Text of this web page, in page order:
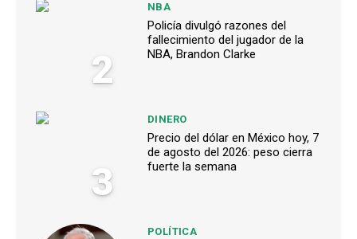
2
NBA
Policía divulgó razones del
fallecimiento del jugador de la
NBA, Brandon Clarke
3
DINERO
Precio del dólar en México hoy, 7
de agosto del 2026: peso cierra
fuerte la semana
POLÍTICA